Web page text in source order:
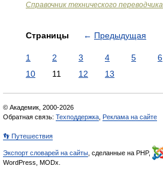
Справочник технического переводчика
Страницы ← Предыдущая
1 2 3 4 5 6
10
11 12 13
© Академик, 2000-2026
Обратная связь: Техподдержка Реклама на сайте
👣 Путешествия
Экспорт словарей на сайты , сделанные на PHP,
WordPress, MODx.